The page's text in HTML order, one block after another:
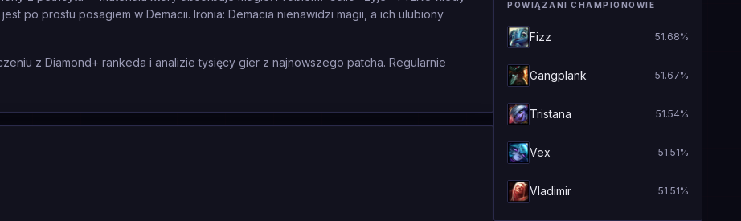
po prostu posagiem w Demacii. Ironia: Demacia nienawidzi magii, a ich ulubiony
z Diamond+ rankeda i analizie tysięcy gier z najnowszego patcha. Regularnie
POWIĄZANI CHAMPIONOWIE
Fizz 51.68%
Gangplank 51.67%
Tristana 51.54%
Vex 51.51%
Vladimir 51.51%